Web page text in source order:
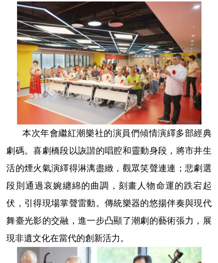
本次年會繼紅潮樂社的演員們傾情演繹多部經典
劇碼。喜劇橋段以詼諧的唱腔和靈動身段，將市井生
活的煙火氣演繹得淋漓盡緻，觀眾笑聲連連；悲劇選
段則通過哀婉纏綿的曲調，刻畫人物命運的跌宕起
伏，引得現場掌聲雷動。傳統樂器的悠揚伴奏與現代
舞臺光影的交融，進一步凸顯了潮劇的藝術張力，展
現非遺文化在當代的創新活力。